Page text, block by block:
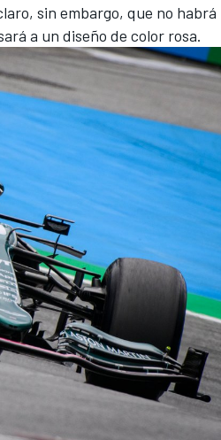
sin embargo, que no habrá
a un diseño de color rosa.